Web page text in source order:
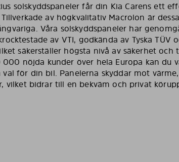
solskyddspaneler får din Kia Carens ett
av högkvalitativ Macrolon är
Våra solskyddspaneler har
av VTI, godkända av Tyska TÜV
säkerställer högsta nivå av säkerhet
nöjda kunder över hela Europa kan du
för din bil. Panelerna skyddar mot
vilket bidrar till en bekväm och privat